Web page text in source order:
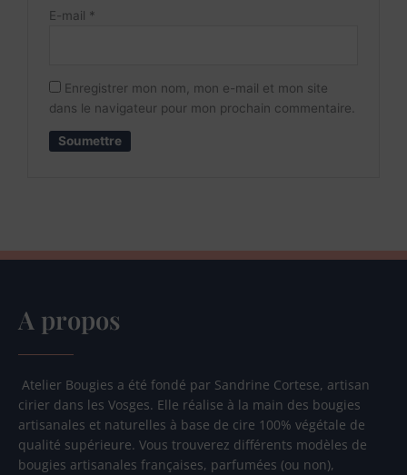
E-mail *
Enregistrer mon nom, mon e-mail et mon site
dans le navigateur pour mon prochain commentaire.
A propos
Atelier Bougies a été fondé par Sandrine Cortese, artisan
cirier dans les Vosges. Elle réalise à la main des bougies
artisanales et naturelles à base de cire 100% végétale de
qualité supérieure. Vous trouverez différents modèles de
bougies artisanales françaises, parfumées (ou non),